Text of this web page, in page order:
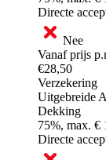
Directe
Nee
Vanaf prijs
€28,50
Verzekering
Uitgebreide
Dekking
75%, max. €
Directe